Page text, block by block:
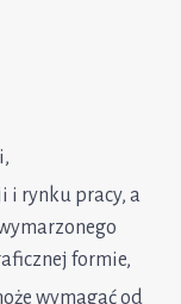
i rynku pracy, a
formie,
wymagać od